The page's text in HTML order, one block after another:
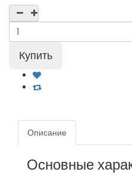
Описание
Основные